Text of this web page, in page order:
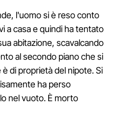
l'uomo si è reso conto
a casa e quindi ha tentato
abitazione, scavalcando
al secondo piano che si
di proprietà del nipote. Si
ha perso
nel vuoto. È morto